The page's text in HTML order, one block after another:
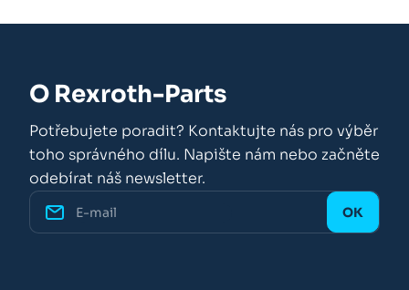
O Rexroth-Parts
Potřebujete poradit? Kontaktujte nás pro výběr
toho správného dílu. Napište nám nebo začněte
odebírat náš newsletter.